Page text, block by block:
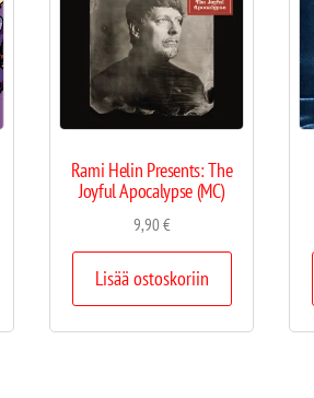
Rami Helin Presents: The
Joyful Apocalypse (MC)
9,90€
Lisää ostoskoriin